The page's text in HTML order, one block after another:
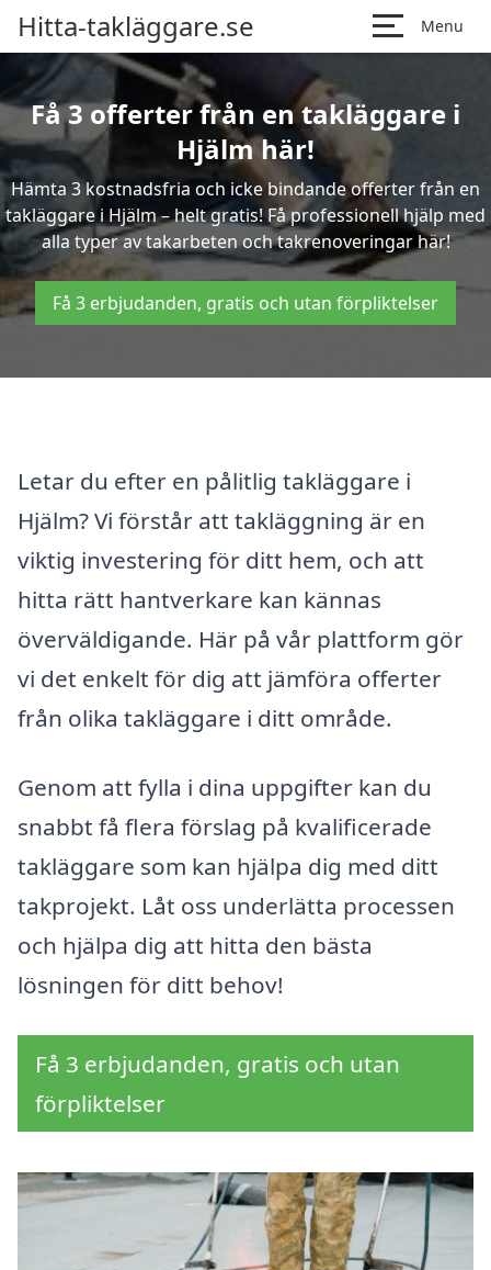
Hitta-takläggare.se Menu
Få 3 offerter från en takläggare i
Hjälm här!
Hämta 3 kostnadsfria och icke bindande offerter från en
takläggare i Hjälm – helt gratis! Få professionell hjälp med
alla typer av takarbeten och takrenoveringar här!
Få 3 erbjudanden, gratis och utan förpliktelser
Letar du efter en pålitlig takläggare i
Hjälm? Vi förstår att takläggning är en
viktig investering för ditt hem, och att
hitta rätt hantverkare kan kännas
överväldigande. Här på vår plattform gör
vi det enkelt för dig att jämföra offerter
från olika takläggare i ditt område.
Genom att fylla i dina uppgifter kan du
snabbt få flera förslag på kvalificerade
takläggare som kan hjälpa dig med ditt
takprojekt. Låt oss underlätta processen
och hjälpa dig att hitta den bästa
lösningen för ditt behov!
Få 3 erbjudanden, gratis och utan
förpliktelser